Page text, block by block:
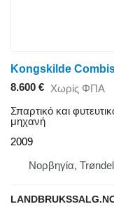
Kongskilde
8.600 € Χωρίς ΦΠΑ
Σπαρτικό και
μηχανή
2009
Νορβηγία,